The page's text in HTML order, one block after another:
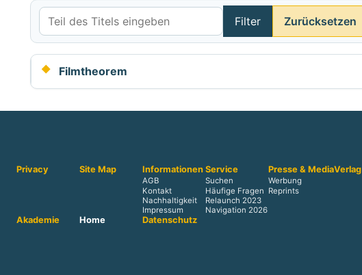
Teil des Titels eingeben
Filter Zurücksetzen
Filmtheorem
Privacy Site Map Informationen
AGB
Kontakt
Nachhaltigkeit
Impressum
Service
Suchen
Häufige Fragen
Relaunch 2023
Navigation 2026
Presse & Media
Werbung
Reprints
Verlag
Akademie Home Datenschutz